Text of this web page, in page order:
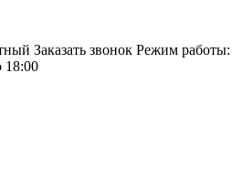
Заказать звонок Режим работы:
18:00